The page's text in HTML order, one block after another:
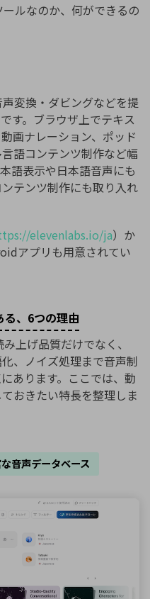
ルなのか、何ができるの
変換・ダビングなどを提
す。ブラウザ上でテキス
画ナレーション、ポッド
語コンテンツ制作など幅
語表示や日本語音声にも
テンツ制作にも取り入れ
elevenlabs.io/ja）か
アプリも用意されてい
、6つの理由
上げ品質だけでなく、
、ノイズ処理まで音声制
あります。ここでは、動
おきたい特長を整理しま
音声データベース